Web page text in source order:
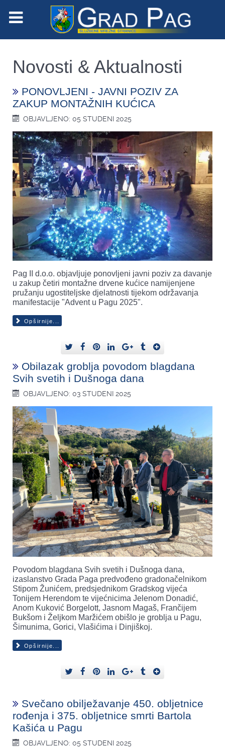
Novosti & Aktualnosti
PONOVLJENI - JAVNI POZIV ZA
ZAKUP MONTAŽNIH KUĆICA
OBJAVLJENO: 05 STUDENI 2025
Pag II d.o.o. objavljuje ponovljeni javni poziv za davanje
u zakup četiri montažne drvene kućice namijenjene
pružanju ugostiteljske djelatnosti tijekom održavanja
manifestacije "Advent u Pagu 2025".
Opširnije...
Obilazak groblja povodom blagdana
Svih svetih i Dušnoga dana
OBJAVLJENO: 03 STUDENI 2025
Povodom blagdana Svih svetih i Dušnoga dana,
izaslanstvo Grada Paga predvođeno gradonačelnikom
Stipom Žunićem, predsjednikom Gradskog vijeća
Tonijem Herendom te vijećnicima Jelenom Donadić,
Anom Kuković Borgelott, Jasnom Magaš, Frančijem
Bukšom i Željkom Maržićem obišlo je groblja u Pagu,
Šimunima, Gorici, Vlašićima i Dinjiškoj.
Opširnije...
Svečano obilježavanje 450. obljetnice
rođenja i 375. obljetnice smrti Bartola
Kašića u Pagu
OBJAVLJENO: 05 STUDENI 2025